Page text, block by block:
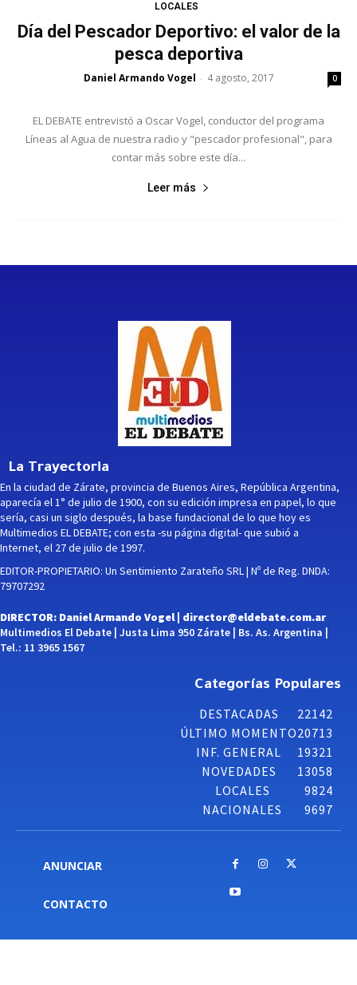
LOCALES
Día del Pescador Deportivo: el valor de la
pesca deportiva
Daniel Armando Vogel - 4 agosto, 2017 0
EL DEBATE entrevistó a Oscar Vogel, conductor del programa
Líneas al Agua de nuestra radio y "pescador profesional", para
contar más sobre este día...
Leer más
La Trayectoria
En la ciudad de Zárate, provincia de Buenos Aires, República Argentina,
aparecía el 1° de julio de 1900, con su edición impresa en papel, lo que
sería, casi un siglo después, la base fundacional de lo que hoy es
Multimedios EL DEBATE; con esta -su página digital- que subió a
Internet, el 27 de julio de 1997.
EDITOR-PROPIETARIO: Un Sentimiento Zarateño SRL | Nº de Reg. DNDA:
79707292
DIRECTOR: Daniel Armando Vogel | director@eldebate.com.ar
Multimedios El Debate | Justa Lima 950 Zárate | Bs. As. Argentina |
Tel.: 11 3965 1567
Categorías Populares
DESTACADAS
22142
ÚLTIMO MOMENTO20713
INF. GENERAL
19321
NOVEDADES
13058
LOCALES
9824
NACIONALES
9697
ANUNCIAR
CONTACTO